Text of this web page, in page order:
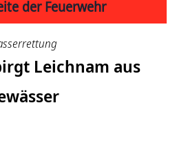
der Feuerwehr
Leichnam aus